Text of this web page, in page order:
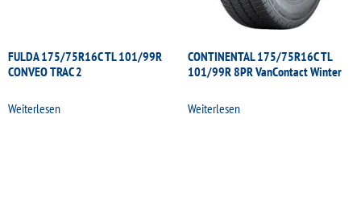
FULDA 175/75R16C TL 101/99R
CONVEO TRAC 2
Weiterlesen
CONTINENTAL 175/75R16C TL
101/99R 8PR VanContact Winter
Weiterlesen